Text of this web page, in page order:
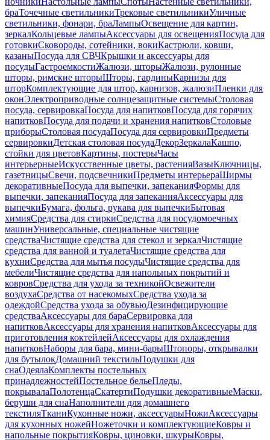
браТочечные светильникиТрековые светильникиУличные
светильники, фонари, браЛампыОсвещение для картин,
зеркалКольцевые лампыАксессуары для освещенияПосуда для
готовкиСковороды, сотейники, вокиКастрюли, ковши,
казаныПосуда для СВЧКрышки и аксессуары для
посудыГастроемкостиЖалюзи, шторыЖалюзи, рулонные
шторы, римские шторыШторы, гардиныКарнизы для
шторКомплектующие для штор, карнизов, жалюзиПленки для
оконЭлектроприводные солнцезащитные системыСтоловая
посуда, сервировкаПосуда для напитковПосуда для горячих
напитковПосуда для подачи и хранения напитковСтоловые
приборыСтоловая посудаПосуда для сервировкиПредметы
сервировкиДетская столовая посудаДекорЗеркалаКашпо,
стойки для цветовКартины, постерыЧасы
интерьерныеИскусственные цветы, растенияВазыКлючницы,
газетницыСвечи, подсвечникиПредметы интерьераШирмы
декоративныеПосуда для выпечки, запеканияФормы для
выпечки, запеканияПосуда для запеканияАксессуары для
выпечкиБумага, фольга, рукава для выпечкиБытовая
химияСредства для стиркиСредства для посудомоечных
машинУниверсальные, специальные чистящие
средстваЧистящие средства для стекол и зеркалЧистящие
средства для ванной и туалетаЧистящие средства для
кухниСредства для мытья посудыЧистящие средства для
мебелиЧистящие средства для напольных покрытий и
ковровСредства для ухода за техникойОсвежители
воздухаСредства от насекомыхСредства ухода за
одеждойСредства ухода за обувьюДезинфицирующие
средстваАксессуары для бараСервировка для
напитковАксессуары для хранения напитковАксессуары для
приготовления коктейлейАксессуары для охлаждения
напитковНаборы для бара, мини-барыШтопоры, открывалки
для бутылокДомашний текстильПодушки для
снаОдеялаКомплекты постельных
принадлежностейПостельное бельеПледы,
покрывалаПолотенцаСкатертиПодушки декоративныеМаски,
беруши для снаНаполнители для домашнего
текстиляТканиКухонные ножи, аксессуарыНожиАксессуары
для кухонных ножейНожеточки и комплектующиеКовры и
напольные покрытияКовры, циновки, шкурыКовры,